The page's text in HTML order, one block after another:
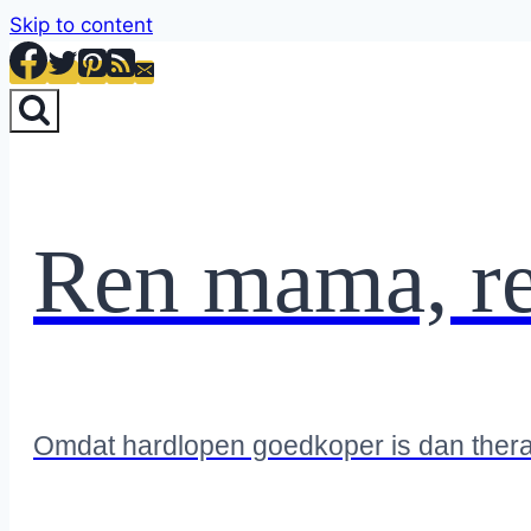
Skip to content
Ren mama,
Omdat hardlopen goedkoper is dan